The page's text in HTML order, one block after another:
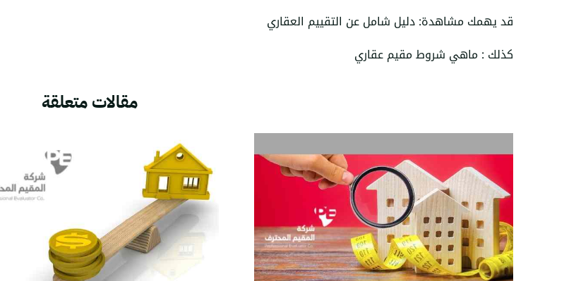
قد يهمك مشاهدة:دليل شامل عن التقييم العقاري
كذلك :ماهي شروط مقيم عقاري
مقالات متعلقة